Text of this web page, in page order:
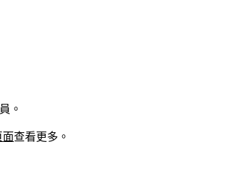
。
面查看更多。